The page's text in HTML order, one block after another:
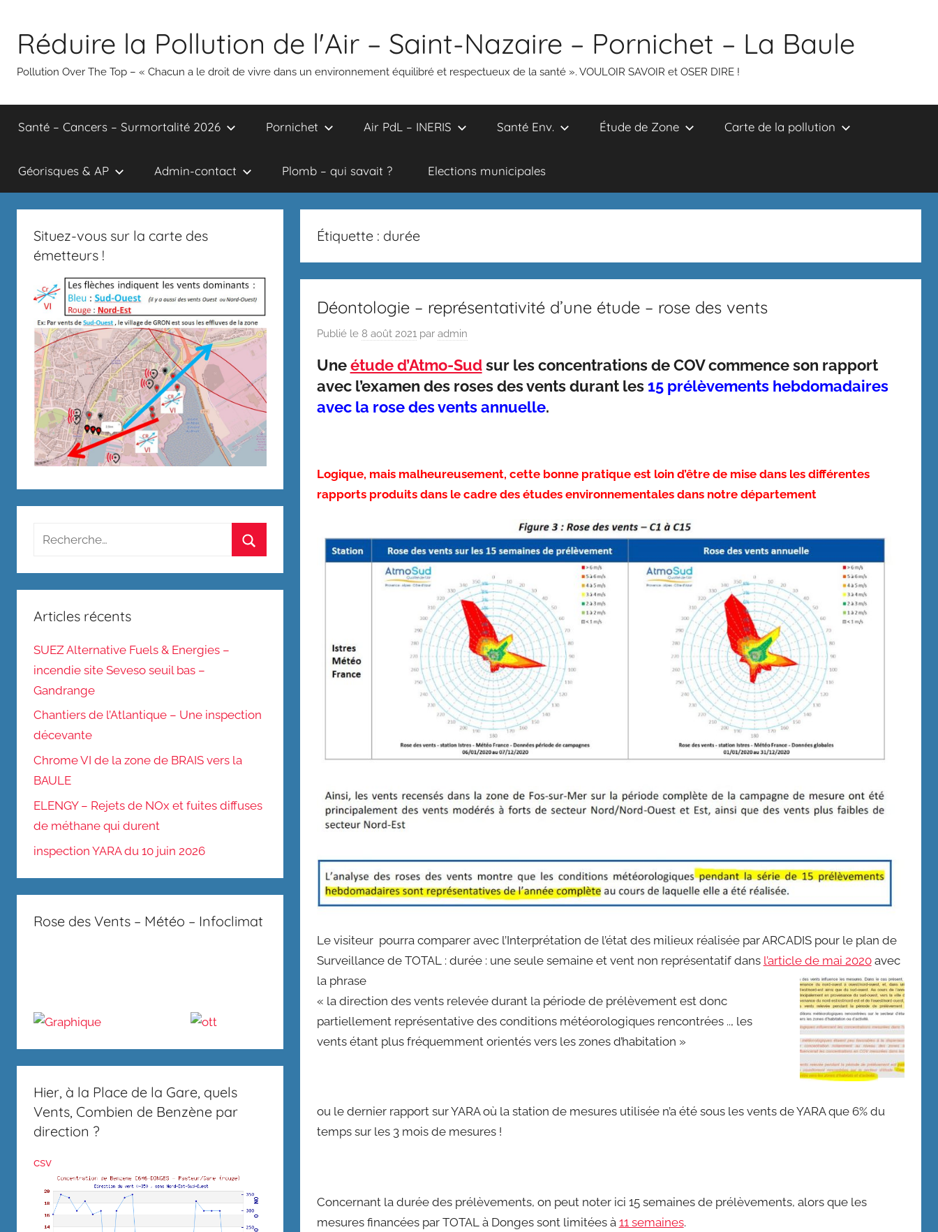
contenu
Réduire la Pollution de l'Air – Saint-Nazaire – Pornichet – La Baule
Pollution Over The Top – « Chacun a le droit de vivre dans un environnement équilibré et respectueux de la santé ». VOULOIR SAVOIR et OSER DIRE !
Santé – Cancers – Surmortalité 2026 Pornichet Air PdL – INERIS Santé Env. Étude de Zone Carte de la pollution
Géorisques & AP Admin-contact Plomb – qui savait ? Elections municipales
Étiquette : durée
Déontologie – représentativité d’une étude – rose des vents
Publié le 8 août 2021 par admin
Uneétude d’Atmo-Sudsur les concentrations de COV commence son rapport
avec l’examen des roses des vents durant les 15 prélèvements hebdomadaires
avec la rose des vents annuelle.
Logique, mais malheureusement, cette bonne pratique est loin d’être de mise dans les différentes
rapports produits dans le cadre des études environnementales dans notre département
Le visiteur pourra comparer avec l’Interprétation de l’état des milieux réalisée par ARCADIS pour le plan de
Surveillance de TOTAL : durée : une seule semaine et vent non représentatif dans l’article de mai 2020avec
la phrase
« la direction des vents relevée durant la période de prélèvement est donc
partiellement représentative des conditions météorologiques rencontrées .., les
vents étant plus fréquemment orientés vers les zones d’habitation »
ou le dernier rapport sur YARA où la station de mesures utilisée n’a été sous les vents de YARA que 6% du
temps sur les 3 mois de mesures !
Concernant la durée des prélèvements, on peut noter ici 15 semaines de prélèvements, alors que les
mesures financées par TOTAL à Donges sont limitées à 11 semaines.
Situez-vous sur la carte des
émetteurs !
Recherche
:
Articles récents
SUEZ Alternative Fuels & Energies –
incendie site Seveso seuil bas –
Gandrange
Chantiers de l’Atlantique – Une inspection
décevante
Chrome VI de la zone de BRAIS vers la
BAULE
ELENGY – Rejets de NOx et fuites diffuses
de méthane qui durent
inspection YARA du 10 juin 2026
Rose des Vents – Météo – Infoclimat
Hier, à la Place de la Gare, quels
Vents, Combien de Benzène par
direction ?
csv